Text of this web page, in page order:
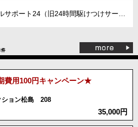
トラブルサポート24（旧24時間駆けつけサービス） 2026年5月1日より新しい連絡先で対応中です。※未加入の方の対応は営業時間内のみとなりますので、この機会にご加入をお勧めします。
費用100円キャンペーン★
ション松島 208
35,000円